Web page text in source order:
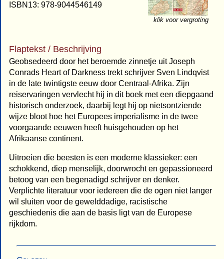
klik voor vergroting
ISBN13: 978-9044546149
Flaptekst / Beschrijving
Geobsedeerd door het beroemde zinnetje uit Joseph
Conrads Heart of Darkness trekt schrijver Sven Lindqvist
in de late twintigste eeuw door Centraal-Afrika. Zijn
reiservaringen vervlecht hij in dit boek met een diepgaand
historisch onderzoek, daarbij legt hij op nietsontziende
wijze bloot hoe het Europees imperialisme in de twee
voorgaande eeuwen heeft huisgehouden op het
Afrikaanse continent.
Uitroeien die beesten is een moderne klassieker: een
schokkend, diep menselijk, doorwrocht en gepassioneerd
betoog van een begenadigd schrijver en denker.
Verplichte literatuur voor iedereen die de ogen niet langer
wil sluiten voor de gewelddadige, racistische
geschiedenis die aan de basis ligt van de Europese
rijkdom.